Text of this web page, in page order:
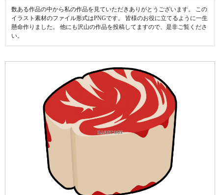
数ある作品の中から私の作品を見ていただきありがとうございます。 この
イラスト素材のファイル形式はPNGです。 皆様のお役に立てるように一生
懸命作りました。 他にも沢山の作品を投稿してますので、是非ご覧くださ
い。